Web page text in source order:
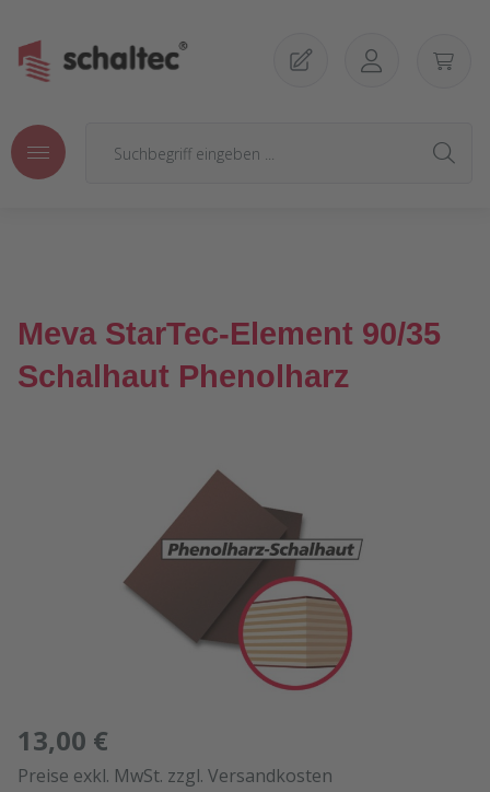
Meva StarTec-Element 90/35
Schalhaut Phenolharz
Bildergalerie überspringen
13,00 €
Preise exkl. MwSt. zzgl. Versandkosten